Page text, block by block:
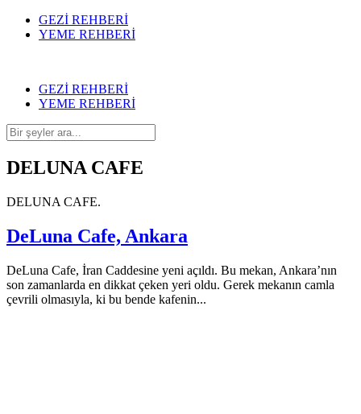
GEZİ REHBERİ
YEME REHBERİ
GEZİ REHBERİ
YEME REHBERİ
DELUNA CAFE
DELUNA CAFE.
DeLuna Cafe, Ankara
DeLuna Cafe, İran Caddesine yeni açıldı. Bu mekan, Ankara’nın
son zamanlarda en dikkat çeken yeri oldu. Gerek mekanın camla
çevrili olmasıyla, ki bu bende kafenin...